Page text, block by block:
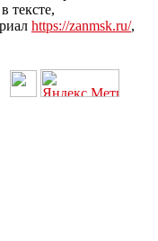
тексте,
https://zanmsk.ru/,